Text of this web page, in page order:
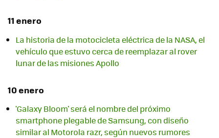
11 enero
La historia de la motocicleta eléctrica de la NASA, el
vehículo que estuvo cerca de reemplazar al rover
lunar de las misiones Apollo
10 enero
'Galaxy Bloom' será el nombre del próximo
smartphone plegable de Samsung, con diseño
similar al Motorola razr, según nuevos rumores